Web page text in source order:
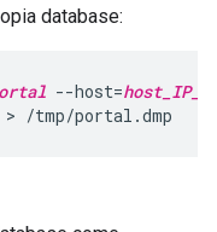
database:
--host=
/tmp/portal.dmp